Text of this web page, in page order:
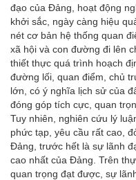
đạo của Đảng, hoạt động
khởi sắc, ngày càng hiệu
nét cơ bản hệ thống quan
xã hội và con đường đi lên
thiết thực quá trình hoạch
đường lối, quan điểm, chủ
lớn, có ý nghĩa lịch sử của
đóng góp tích cực, quan
Tuy nhiên, nghiên cứu lý
phức tạp, yêu cầu rất cao,
Đảng, trước hết là sự lãnh
cao nhất của Đảng. Trên
quan trọng đạt được, sự